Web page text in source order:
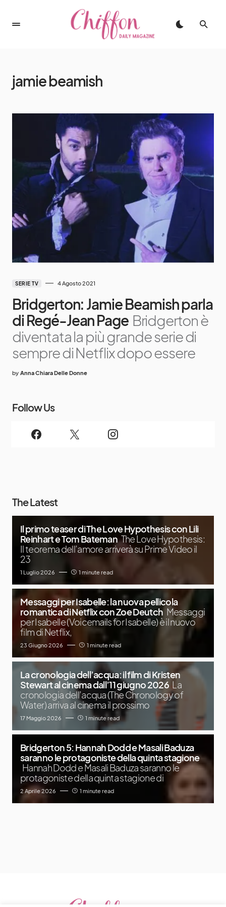
jamie beamish
SERIE TV 4 Agosto 2021
Bridgerton: Jamie Beamish parla
di Regé-Jean Page Bridgerton è
diventata la più grande serie di
sempre di Netflix dopo essere
by Anna Chiara Delle Donne
Follow Us
The Latest
Il primo teaser di The Love Hypothesis con Lili
Reinhart e Tom Bateman The Love Hypothesis:
Il teorema dell’amore arriverà su Prime Video il
23
1 Luglio 2026 1 minute read
Messaggi per Isabelle: la nuova pellicola
romantica di Netflix con Zoe Deutch Messaggi
per Isabelle (Voicemails for Isabelle) è il nuovo
film di Netflix,
23 Giugno 2026 1 minute read
La cronologia dell’acqua: il film di Kristen
Stewart al cinema dall’11 giugno 2026 La
cronologia dell’acqua (The Chronology of
Water) arriva al cinema il prossimo
17 Maggio 2026 1 minute read
Bridgerton 5: Hannah Dodd e Masali Baduza
saranno le protagoniste della quinta stagione
Hannah Dodd e Masali Baduza saranno le
protagoniste della quinta stagione di
2 Aprile 2026 1 minute read